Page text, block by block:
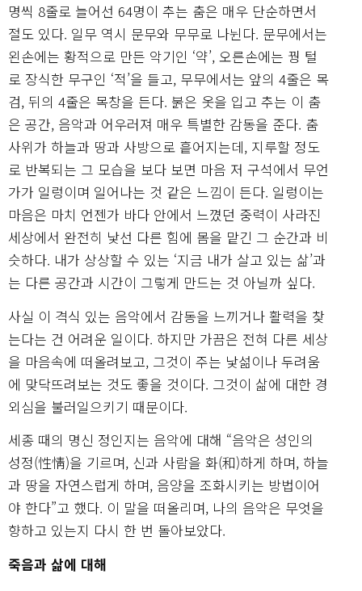
명씩 8줄로 늘어선 64명이 추는 춤은 매우 단순하면서
절도 있다. 일무 역시 문무와 무무로 나뉜다. 문무에서는
왼손에는 황적으로 만든 악기인 ‘약’, 오른손에는 꿩 털
로 장식한 무구인 ‘적’을 들고, 무무에서는 앞의 4줄은 목
검, 뒤의 4줄은 목창을 든다. 붉은 옷을 입고 추는 이 춤
은 공간, 음악과 어우러져 매우 특별한 감동을 준다. 춤
사위가 하늘과 땅과 사방으로 흩어지는데, 지루할 정도
로 반복되는 그 모습을 보다 보면 마음 저 구석에서 무언
가가 일렁이며 일어나는 것 같은 느낌이 든다. 일렁이는
마음은 마치 언젠가 바다 안에서 느꼈던 중력이 사라진
세상에서 완전히 낯선 다른 힘에 몸을 맡긴 그 순간과 비
슷하다. 내가 상상할 수 있는 ‘지금 내가 살고 있는 삶’과
는 다른 공간과 시간이 그렇게 만드는 것 아닐까 싶다.
사실 이 격식 있는 음악에서 감동을 느끼거나 활력을 찾
는다는 건 어려운 일이다. 하지만 가끔은 전혀 다른 세상
을 마음속에 떠올려보고, 그것이 주는 낯섦이나 두려움
에 맞닥뜨려보는 것도 좋을 것이다. 그것이 삶에 대한 경
외심을 불러일으키기 때문이다.
세종 때의 명신 정인지는 음악에 대해 “음악은 성인의
성정(性情)을 기르며, 신과 사람을 화(和)하게 하며, 하늘
과 땅을 자연스럽게 하며, 음양을 조화시키는 방법이어
야 한다”고 했다. 이 말을 떠올리며, 나의 음악은 무엇을
향하고 있는지 다시 한 번 돌아보았다.
죽음과 삶에 대해